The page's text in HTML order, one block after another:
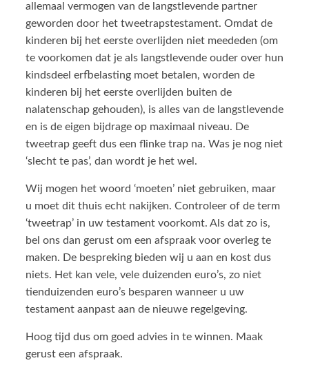
allemaal vermogen van de langstlevende partner
geworden door het tweetrapstestament. Omdat de
kinderen bij het eerste overlijden niet meededen (om
te voorkomen dat je als langstlevende ouder over hun
kindsdeel erfbelasting moet betalen, worden de
kinderen bij het eerste overlijden buiten de
nalatenschap gehouden), is alles van de langstlevende
en is de eigen bijdrage op maximaal niveau. De
tweetrap geeft dus een flinke trap na. Was je nog niet
‘slecht te pas’, dan wordt je het wel.
Wij mogen het woord ‘moeten’ niet gebruiken, maar
u moet dit thuis echt nakijken. Controleer of de term
‘tweetrap’ in uw testament voorkomt. Als dat zo is,
bel ons dan gerust om een afspraak voor overleg te
maken. De bespreking bieden wij u aan en kost dus
niets. Het kan vele, vele duizenden euro’s, zo niet
tienduizenden euro’s besparen wanneer u uw
testament aanpast aan de nieuwe regelgeving.
Hoog tijd dus om goed advies in te winnen. Maak
gerust een afspraak.